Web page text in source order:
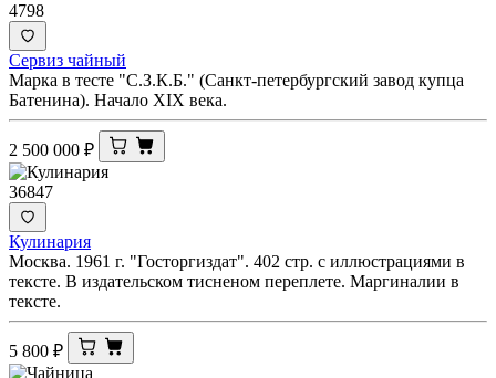
4798
Сервиз чайный
Марка в тесте "С.З.К.Б." (Санкт-петербургский завод купца
Батенина). Начало XIX века.
2 500 000 ₽
36847
Кулинария
Москва. 1961 г. "Госторгиздат". 402 стр. с иллюстрациями в
тексте. В издательском тисненом переплете. Маргиналии в
тексте.
5 800 ₽